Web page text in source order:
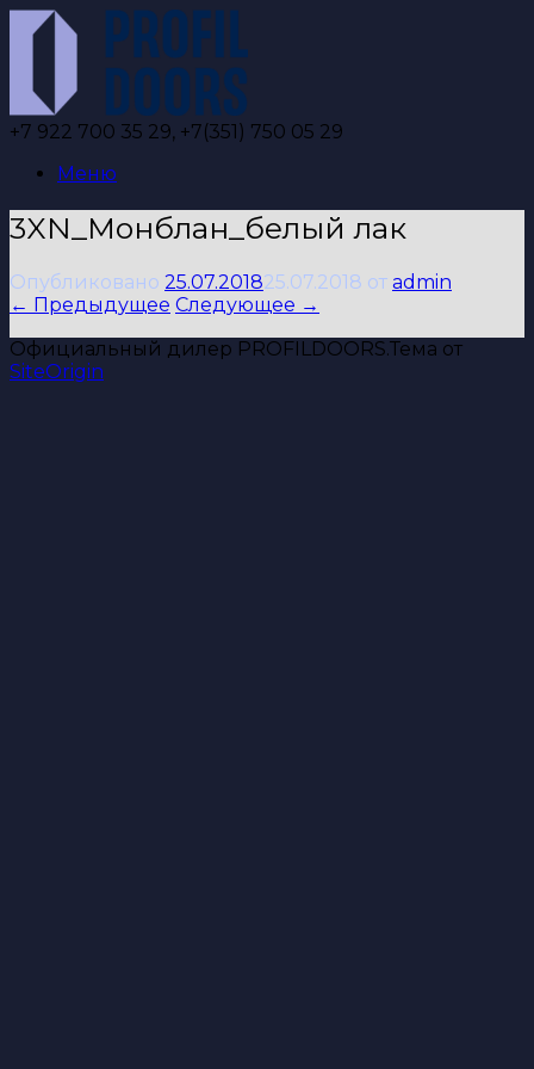
Перейти
содержанию
+7 922 700 35 29, +7(351) 750 05 29
Меню
3XN_Монблан_белый лак
Опубликовано 25.07.201825.07.2018 от admin
← Предыдущее Следующее →
Официальный дилер PROFILDOORS.Тема от
SiteOrigin